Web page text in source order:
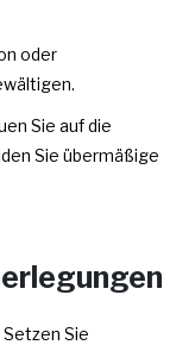
oder
Sie auf die
Sie übermäßige
Setzen Sie